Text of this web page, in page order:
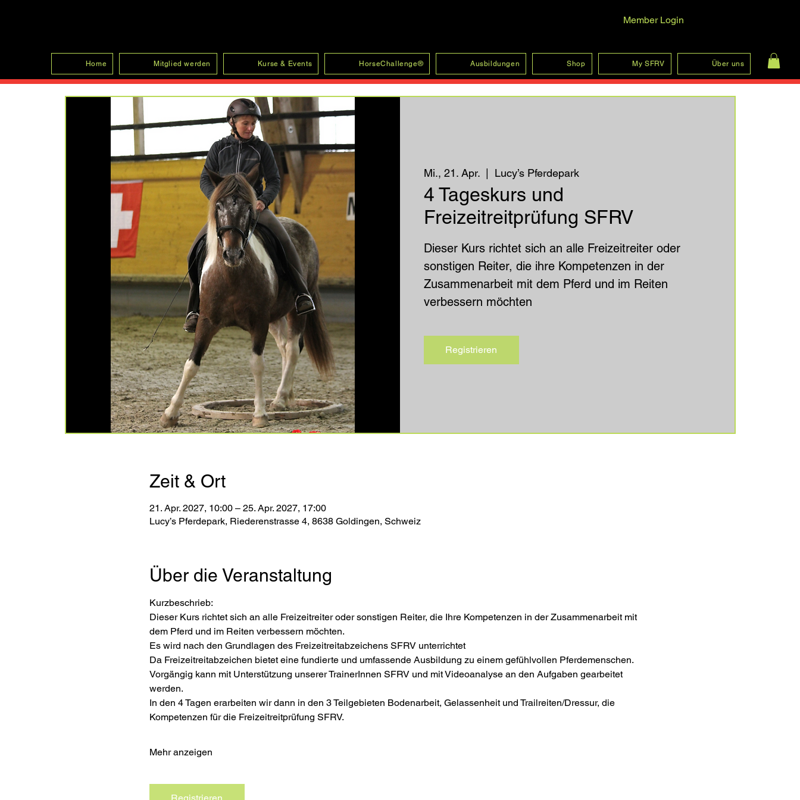
Anmelden
Member Login
Home Mitglied werden Kurse & Events HorseChallenge® Ausbildungen Shop My SFRV Über uns
Mi., 21. Apr.
  |
Lucy’s Pferdepark
4 Tageskurs und
Freizeitreitprüfung SFRV
Dieser Kurs richtet sich an alle Freizeitreiter oder
sonstigen Reiter, die ihre Kompetenzen in der
Zusammenarbeit mit dem Pferd und im Reiten
verbessern möchten
Registrieren
Zeit & Ort
21. Apr. 2027, 10:00 – 25. Apr. 2027, 17:00
Lucy’s Pferdepark, Riederenstrasse 4, 8638 Goldingen, Schweiz
Über die Veranstaltung
Kurzbeschrieb:
Dieser Kurs richtet sich an alle Freizeitreiter oder sonstigen Reiter, die Ihre Kompetenzen in der Zusammenarbeit mit
dem Pferd und im Reiten verbessern möchten.
Es wird nach den Grundlagen des Freizeitreitabzeichens SFRV unterrichtet
Da Freizeitreitabzeichen bietet eine fundierte und umfassende Ausbildung zu einem gefühlvollen Pferdemenschen.
Vorgängig kann mit Unterstützung unserer TrainerInnen SFRV und mit Videoanalyse an den Aufgaben gearbeitet
werden.
In den 4 Tagen erarbeiten wir dann in den 3 Teilgebieten Bodenarbeit, Gelassenheit und Trailreiten/Dressur, die
Kompetenzen für die Freizeitreitprüfung SFRV.
Mehr anzeigen